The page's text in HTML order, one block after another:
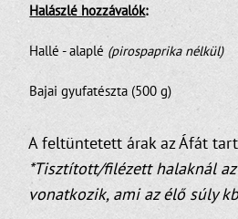
Halászlé hozzávalók:
Hallé - alaplé (pirospaprika nélkül)
Bajai gyufatészta (500 g)
A feltüntetett árak az Áfát
*Tisztított/filézett halaknál
vonatkozik, ami az élő súly